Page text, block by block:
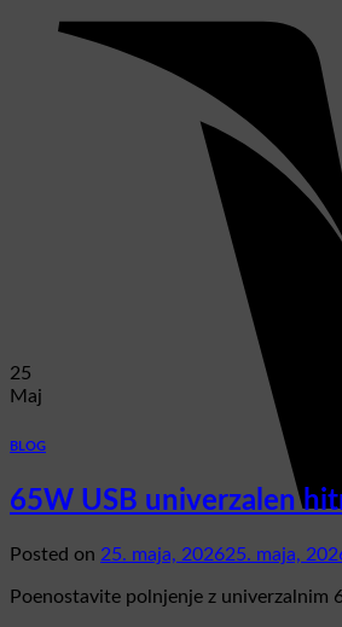
25
Maj
BLOG
65W USB univerzalen
Posted on 25. maja, 202625. maja,
Poenostavite polnjenje z univerzalnim